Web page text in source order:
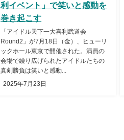
利イベント」で笑いと感動を
巻き起こす
「アイドル天下一大喜利武道会
Round2」が7月18日（金）、ヒューリ
ックホール東京で開催された。満員の
会場で繰り広げられたアイドルたちの
真剣勝負は笑いと感動...
2025年7月23日